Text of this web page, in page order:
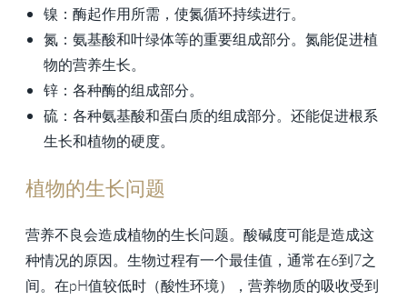
镍：酶起作用所需，使氮循环持续进行。
氮：氨基酸和叶绿体等的重要组成部分。氮能促进植
物的营养生长。
锌：各种酶的组成部分。
硫：各种氨基酸和蛋白质的组成部分。还能促进根系
生长和植物的硬度。
植物的生长问题
营养不良会造成植物的生长问题。酸碱度可能是造成这
种情况的原因。生物过程有一个最佳值，通常在6到7之
间。在pH值较低时（酸性环境），营养物质的吸收受到